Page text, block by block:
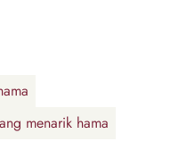
menarik hama